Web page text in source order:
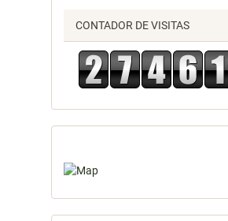
CONTADOR DE VISITAS